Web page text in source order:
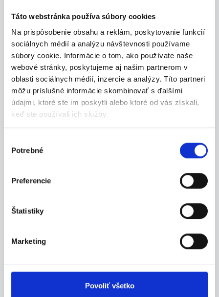
Táto webstránka používa súbory cookies
Na prispôsobenie obsahu a reklám, poskytovanie funkcií
sociálnych médií a analýzu návštevnosti používame
súbory cookie. Informácie o tom, ako používate naše
webové stránky, poskytujeme aj našim partnerom v
oblasti sociálnych médií, inzercie a analýzy. Títo partneri
môžu príslušné informácie skombinovať s ďalšími
údajmi, ktoré ste im poskytli alebo ktoré od vás získali,
keď ste používali ich služby.
súhlasu
Potrebné
Preferencie
Štatistiky
Marketing
Povoliť všetko
Termín 31.07. Manipulačný
pracovník vo výrobe
Hľadáme stabilného brigádnika do výroby.
Hlavnou...
Martin
P. J. Servis, s. r. o.
29.07.2026
pracovník vo výrobe
Martin